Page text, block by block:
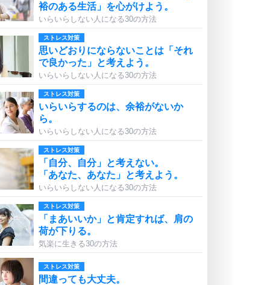
裕のある生活」を心がけよう。
いらいらしない人になる30の方法
ストレス対策
思いどおりにならないことは「それ
で良かった」と考えよう。
いらいらしない人になる30の方法
ストレス対策
いらいらするのは、余裕がないか
ら。
いらいらしない人になる30の方法
ストレス対策
「自分、自分」と考えない。
「あなた、あなた」と考えよう。
いらいらしない人になる30の方法
ストレス対策
「まあいいか」と肯定すれば、肩の
荷が下りる。
気楽に生きる30の方法
ストレス対策
間違っても大丈夫。